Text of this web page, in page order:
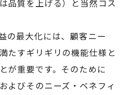
品質を上げる）と当然コス
の最大化には、顧客ニー
たすギリギリの機能仕様と
が重要です。そのために
よびそのニーズ・ベネフィ